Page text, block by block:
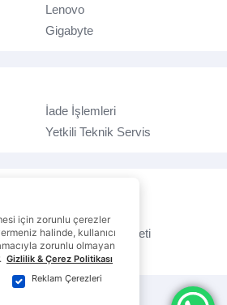
Lenovo
Gigabyte
İade İşlemleri
Yetkili Teknik Servis
Ticari Elektronik İleti
Veri Gizliliği
için zorunlu çerezler
halinde, kullanıcı
zorunlu olmayan
Gizlilik & Çerez Politikası
Reklam Çerezleri